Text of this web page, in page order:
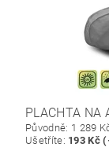
PLACHTA NA
Původně: 1 289
Ušetříte: 193 Kč